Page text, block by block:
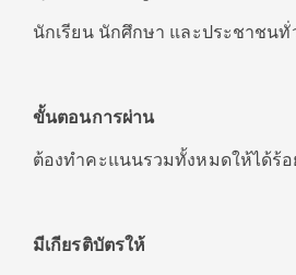
นักเรียน นักศึกษา และประชาชนทั่
ขั้นตอนการผ่าน
ต้องทำคะแนนรวมทั้งหมดให้ได้ร้อ
มีเกียรติบัตรให้